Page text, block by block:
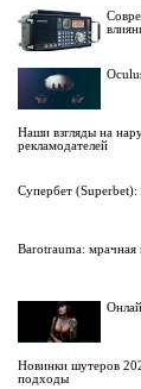
Наши взгляды на
рекламодателей
Супербет (Superbet):
Barotrauma: мрачная
Новинки шутеров
подходы